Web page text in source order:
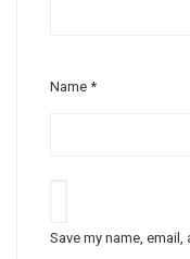
Name *
Save my name,